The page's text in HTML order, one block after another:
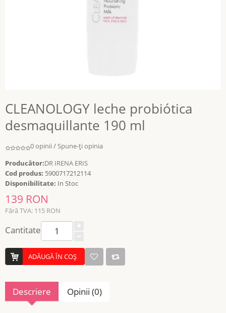
CLEANOLOGY leche probiótica
desmaquillante 190 ml
0 opinii /Spune-ţi opinia
Producător:DR IRENA ERIS
Cod produs: 5900717212114
Disponibilitate: In Stoc
139 RON
Fără TVA: 115 RON
Cantitate
ADĂUGĂ ÎN COŞ
Descriere Opinii (0)